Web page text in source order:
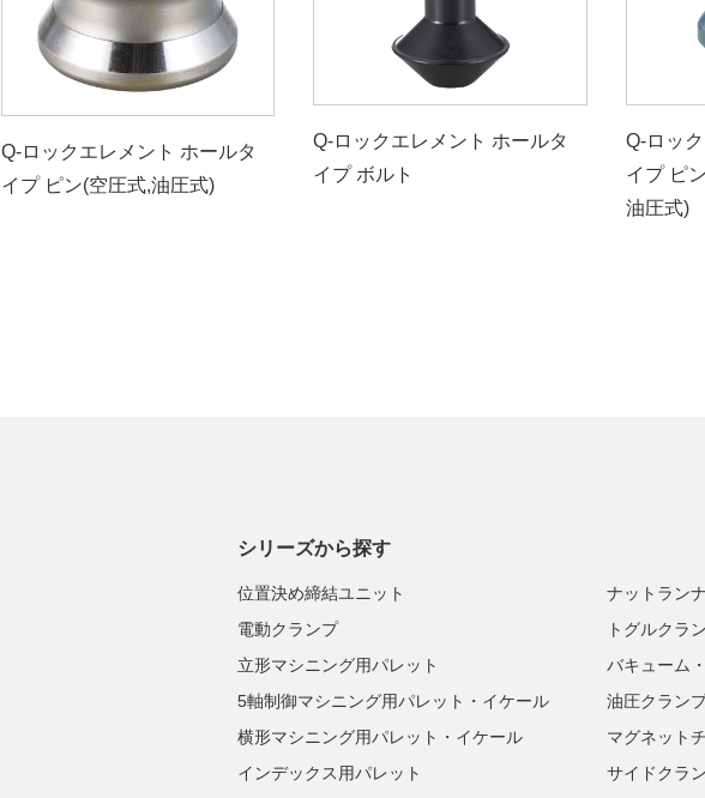
Q-ロックエレメント ホールタ
イプ ピン(空圧式,油圧式)
Q-ロックエレメント ホールタ
イプ ボルト
Q-ロッ
イプ ピ
油圧式)
シリーズから探す
位置決め締結ユニット
電動クランプ
立形マシニング用パレット
5軸制御マシニング用パレット・イケール
横形マシニング用パレット・イケール
インデックス用パレット
ナットラン
トグルクラ
バキューム
油圧クラン
マグネット
サイドクラ